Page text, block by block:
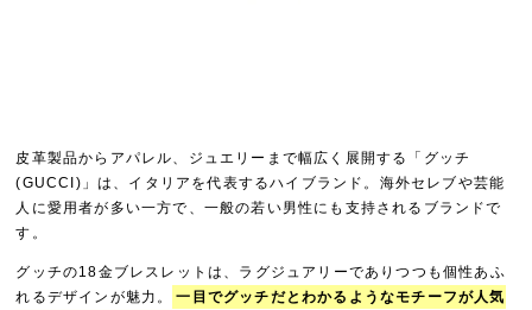
皮革製品からアパレル、ジュエリーまで幅広く展開する「グッチ
(GUCCI)」は、イタリアを代表するハイブランド。海外セレブや芸能
人に愛用者が多い一方で、一般の若い男性にも支持されるブランドで
す。
グッチの18金ブレスレットは、ラグジュアリーでありつつも個性あふ
れるデザインが魅力。
一目でグッチだとわかるようなモチーフが人気